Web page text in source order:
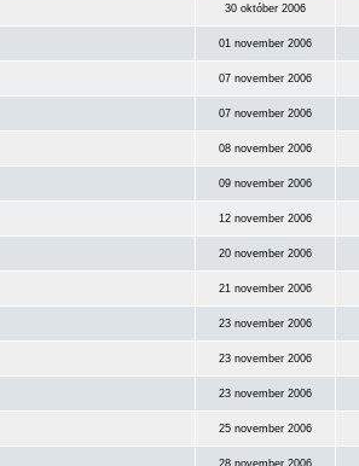
30 október 2006
01 november 2006
07 november 2006
07 november 2006
08 november 2006
09 november 2006
12 november 2006
20 november 2006
21 november 2006
23 november 2006
23 november 2006
23 november 2006
25 november 2006
28 november 2006